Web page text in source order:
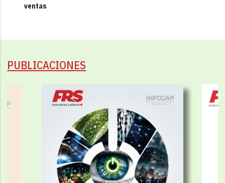
ventas
PUBLICACIONES